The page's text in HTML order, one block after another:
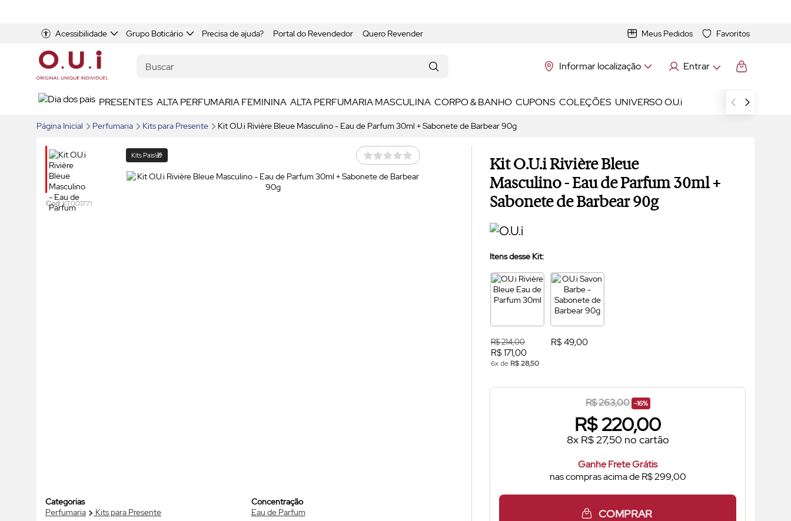
Acessibilidade Grupo Boticário Precisa de ajuda? Portal do Revendedor Quero Revender Meus Pedidos Favoritos
Informar localização Entrar
PRESENTES ALTA PERFUMARIA FEMININA ALTA PERFUMARIA MASCULINA CORPO & BANHO CUPONS COLEÇÕES UNIVERSO O.U.i
Página Inicial Perfumaria Kits para Presente Kit O.U.i Rivière Bleue Masculino - Eau de Parfum30ml + Sabonete de Barbear 90g
Kit O.U.i Rivière Bleue
Masculino-Eau de Parfum30ml +
Sabonete de Barbear 90g
Itens desse Kit:
R$ 214,00
R$ 171,00
6x de R$ 28,50
R$ 49,00
R$ 263,00 -16%
R$220,00
8x R$ 27,50 no cartão
Ganhe Frete Grátis
nas compras acima de R$ 299,00
COMPRAR
Kits Pais!🎁
Cod:KT001771
Categorias
Perfumaria
Kits para Presente
Concentração
Eau de Parfum